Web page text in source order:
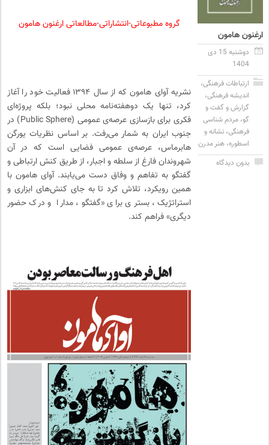
ارغنون هامون
دوشنبه 15 دی
1404
ارتباطات فرهنگی،
اندیشه فرهنگی،
گزارش و گفت و
گو، مردم شناسی
فرهنگی، نشانه و
اسطوره، هنر مدرن
بدون دیدگاه
گروه مطبوعاتی-انتشاراتی-مطالعاتی ارغنون هامون
نشریه آوای هامون که از سال ۱۳۹۴ فعالیت خود را آغاز
کرد، تنها یک دوهفته‌نامه محلی نبود؛ بلکه پروژه‌ای
فکری برای بازسازی عرصه‌ی عمومی (Public Sphere) در
جنوب ایران به شمار می‌رفت. بر اساس نظریات یورگن
هابرماس، عرصه‌ی عمومی فضایی است که در آن
شهروندان فارغ از سلطه و اجبار، از طریق کنش ارتباطی و
گفتگو به تفاهم و وفاق دست می‌یابند. آوای هامون با
همین رویکرد، تلاش کرد تا به جای کنش‌های ابزاری و
استراتژیک، بستری برای «گفتگو، مدارا و درک حضور
دیگری» فراهم کند.